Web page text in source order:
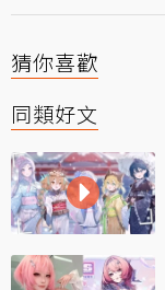
猜你喜歡
同類好文